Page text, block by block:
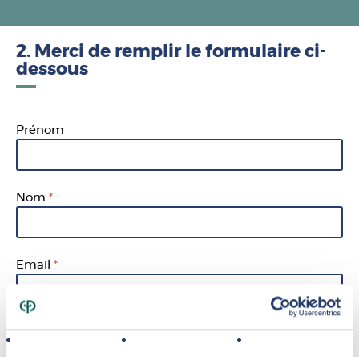
2. Merci de remplir le formulaire ci-
dessous
Prénom
Nom
Email
Téléphone